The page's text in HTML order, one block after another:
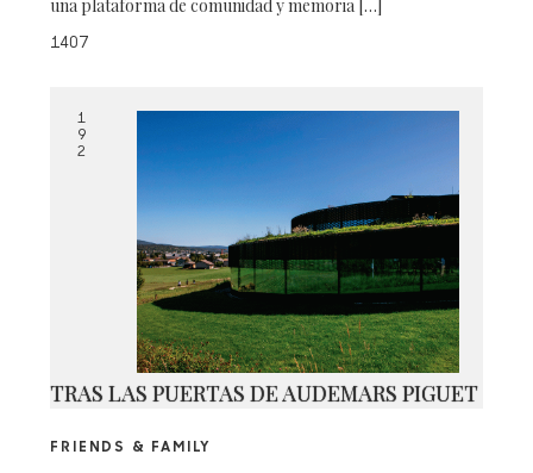
una plataforma de comunidad y memoria […]
1407
1
9
2
TRAS LAS PUERTAS DE AUDEMARS PIGUET
FRIENDS & FAMILY